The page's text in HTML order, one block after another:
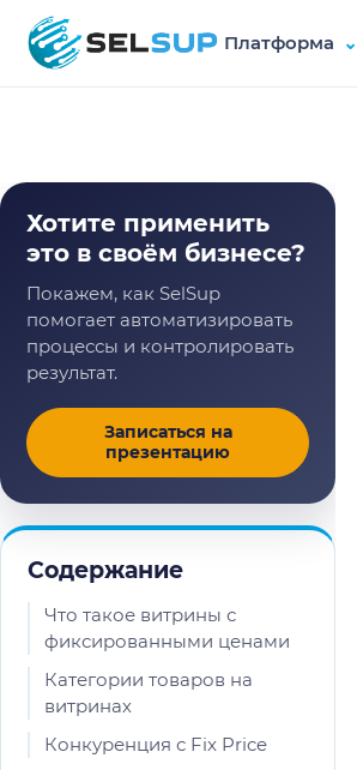
SelSup Платформа ⌄
Содержание
Что такое витрины с
фиксированными ценами
Категории товаров на
витринах
Конкуренция с Fix Price
Хотите применить
это в своём бизнесе?
Покажем, как SelSup
помогает автоматизировать
процессы и контролировать
результат.
Записаться на
презентацию